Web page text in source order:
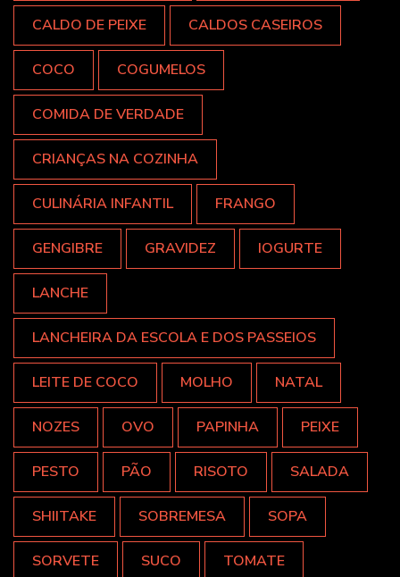
CALDO DE PEIXE CALDOS CASEIROS
COCO COGUMELOS
COMIDA DE VERDADE
CRIANÇAS NA COZINHA
CULINÁRIA INFANTIL FRANGO
GENGIBRE GRAVIDEZ IOGURTE
LANCHE
LANCHEIRA DA ESCOLA E DOS PASSEIOS
LEITE DE COCO MOLHO NATAL
NOZES OVO PAPINHA PEIXE
PESTO PÃO RISOTO SALADA
SHIITAKE SOBREMESA SOPA
SORVETE SUCO TOMATE